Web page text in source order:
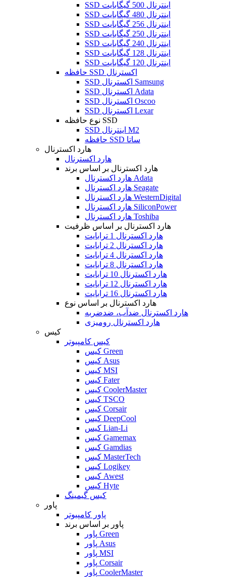
SSD اینترنال 500 گیگابایت
SSD اینترنال 480 گیگابایت
SSD اینترنال 256 گیگابایت
SSD اینترنال 250 گیگابایت
SSD اینترنال 240 گیگابایت
SSD اینترنال 128 گیگابایت
SSD اینترنال 120 گیگابایت
حافظه SSD اکسترنال
SSD اکسترنال Samsung
SSD اکسترنال Adata
SSD اکسترنال Oscoo
SSD اکسترنال Lexar
نوع حافظه SSD
SSD اینترنال M2
حافظه SSD ساتا
هارد اکسترنال
هارد اکسترنال
هارد اکسترنال بر اساس برند
هارد اکسترنال Adata
هارد اکسترنال Seagate
هارد اکسترنال WesternDigital
هارد اکسترنال SiliconPower
هارد اکسترنال Toshiba
هارد اکسترنال بر اساس ظرفیت
هارد اکسترنال 1 ترابایت
هارد اکسترنال 2 ترابایت
هارد اکسترنال 4 ترابایت
هارد اکسترنال 8 ترابایت
هارد اکسترنال 10 ترابایت
هارد اکسترنال 12 ترابایت
هارد اکسترنال 16 ترابایت
هارد اکسترنال بر اساس نوع
هارد اکسترنال ضدآب، ضدضربه
هارد اکسترنال رومیزی
کیس
کیس کامپیوتر
کیس Green
کیس Asus
کیس MSI
کیس Fater
کیس CoolerMaster
کیس TSCO
کیس Corsair
کیس DeepCool
کیس Lian-Li
کیس Gamemax
کیس Gamdias
کیس MasterTech
کیس Logikey
کیس Awest
کیس Hyte
کیس گیمینگ
پاور
پاور کامپیوتر
پاور بر اساس برند
پاور Green
پاور Asus
پاور MSI
پاور Corsair
پاور CoolerMaster